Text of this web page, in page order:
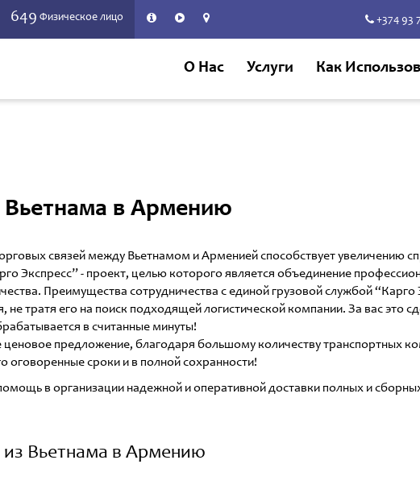
649 Физическое лицо +374 93
О Нас Услуги Как
Вьетнама в Армению
связей между Вьетнамом и Арменией способствует увеличению
Экспресс” - проект, целью которого является объединение
Преимущества сотрудничества с единой грузовой службой “Карго
тратя его на поиск подходящей логистической компании. За вас это
в считанные минуты!
предложение, благодаря большому количеству транспортных
оговоренные сроки и в полной сохранности!
в организации надежной и оперативной доставки полных и
из Вьетнама в Армению